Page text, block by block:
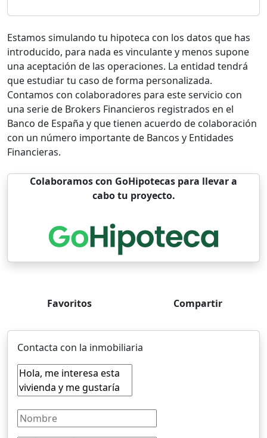
Estamos simulando tu hipoteca con los datos que has
introducido, para nada es vinculante y menos supone
una aceptación de las operaciones. La entidad tendrá
que estudiar tu caso de forma personalizada.
Contamos con colaboradores para este servicio con
una serie de Brokers Financieros registrados en el
Banco de España y que tienen acuerdo de colaboración
con un número importante de Bancos y Entidades
Financieras.
Colaboramos con GoHipotecas para llevar a
cabo tu proyecto.
Favoritos Compartir
Contacta con la inmobiliaria